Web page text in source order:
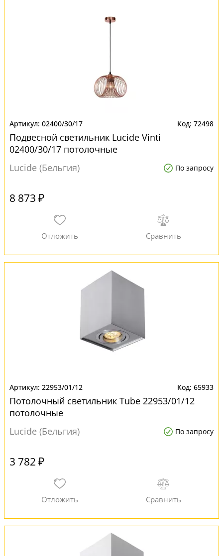
02400/30/17 72498
Подвесной светильник Lucide Vinti
02400/30/17 потолочные
Lucide (Бельгия)
По запросу
8 873 ₽
22953/01/12 65933
Потолочный светильник Tube 22953/01/12
потолочные
Lucide (Бельгия)
По запросу
3 782 ₽